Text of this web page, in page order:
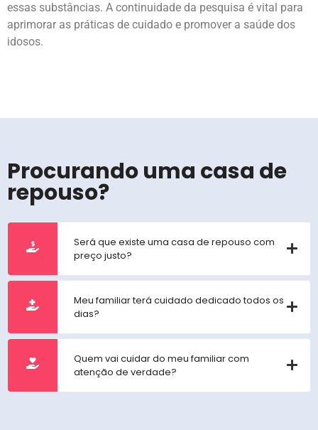
essas substâncias. A continuidade da pesquisa é vital para
aprimorar as práticas de cuidado e promover a saúde dos
idosos.
Procurando uma casa de
repouso?
Será que existe uma casa de repouso com
preço justo?
Meu familiar terá cuidado dedicado todos os
dias?
Quem vai cuidar do meu familiar com
atenção de verdade?